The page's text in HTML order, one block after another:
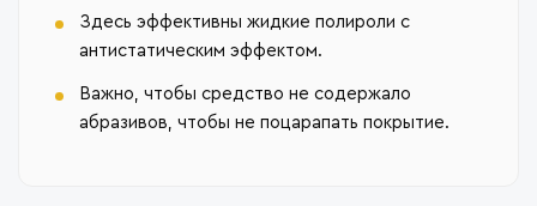
Здесь эффективны жидкие полироли с
антистатическим эффектом.
Важно, чтобы средство не содержало
абразивов, чтобы не поцарапать покрытие.